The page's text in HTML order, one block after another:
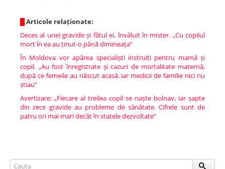
Articole relaționate:
Deces al unei gravide și fătul ei, învăluit în mister. „Cu copilul
mort în ea au ținut-o până dimineața”
În Moldova vor apărea specialiști instruiți pentru mamă și
copil. „Au fost înregistrate și cazuri de mortalitate maternă,
după ce femeile au născut acasă, iar medicii de familie nici nu
știau”
Avertizare: „Fiecare al treilea copil se naște bolnav, iar șapte
din zece gravide au probleme de sănătate. Cifrele sunt de
patru ori mai mari decât în statele dezvoltate”